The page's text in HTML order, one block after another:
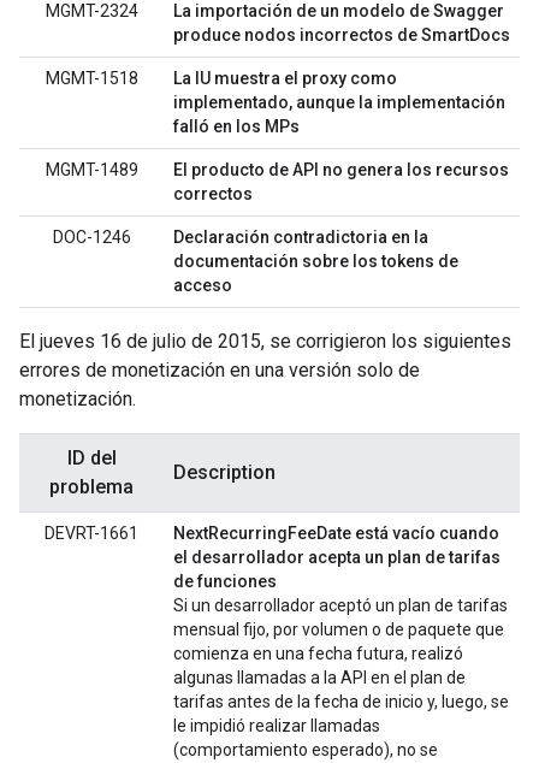
MGMT-2324
La importación de un modelo de Swagger
produce nodos incorrectos de SmartDocs
MGMT-1518
La IU muestra el proxy como
implementado, aunque la implementación
falló en los MPs
MGMT-1489
El producto de API no genera los recursos
correctos
DOC-1246
Declaración contradictoria en la
documentación sobre los tokens de
acceso
El jueves 16 de julio de 2015, se corrigieron los siguientes
errores de monetización en una versión solo de
monetización.
ID del
problema
Description
DEVRT-1661
NextRecurringFeeDate está vacío cuando
el desarrollador acepta un plan de tarifas
de funciones
Si un desarrollador aceptó un plan de tarifas
mensual fijo, por volumen o de paquete que
comienza en una fecha futura, realizó
algunas llamadas a la API en el plan de
tarifas antes de la fecha de inicio y, luego, se
le impidió realizar llamadas
(comportamiento esperado), no se